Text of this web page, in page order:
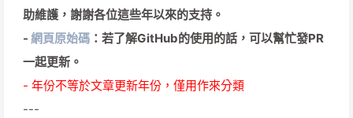
助維護，謝謝各位這些年以來的支持。
- 網頁原始碼 ：若了解GitHub的使用的話，可以幫忙發PR
一起更新。
- 年份不等於文章更新年份，僅用作來分類
---